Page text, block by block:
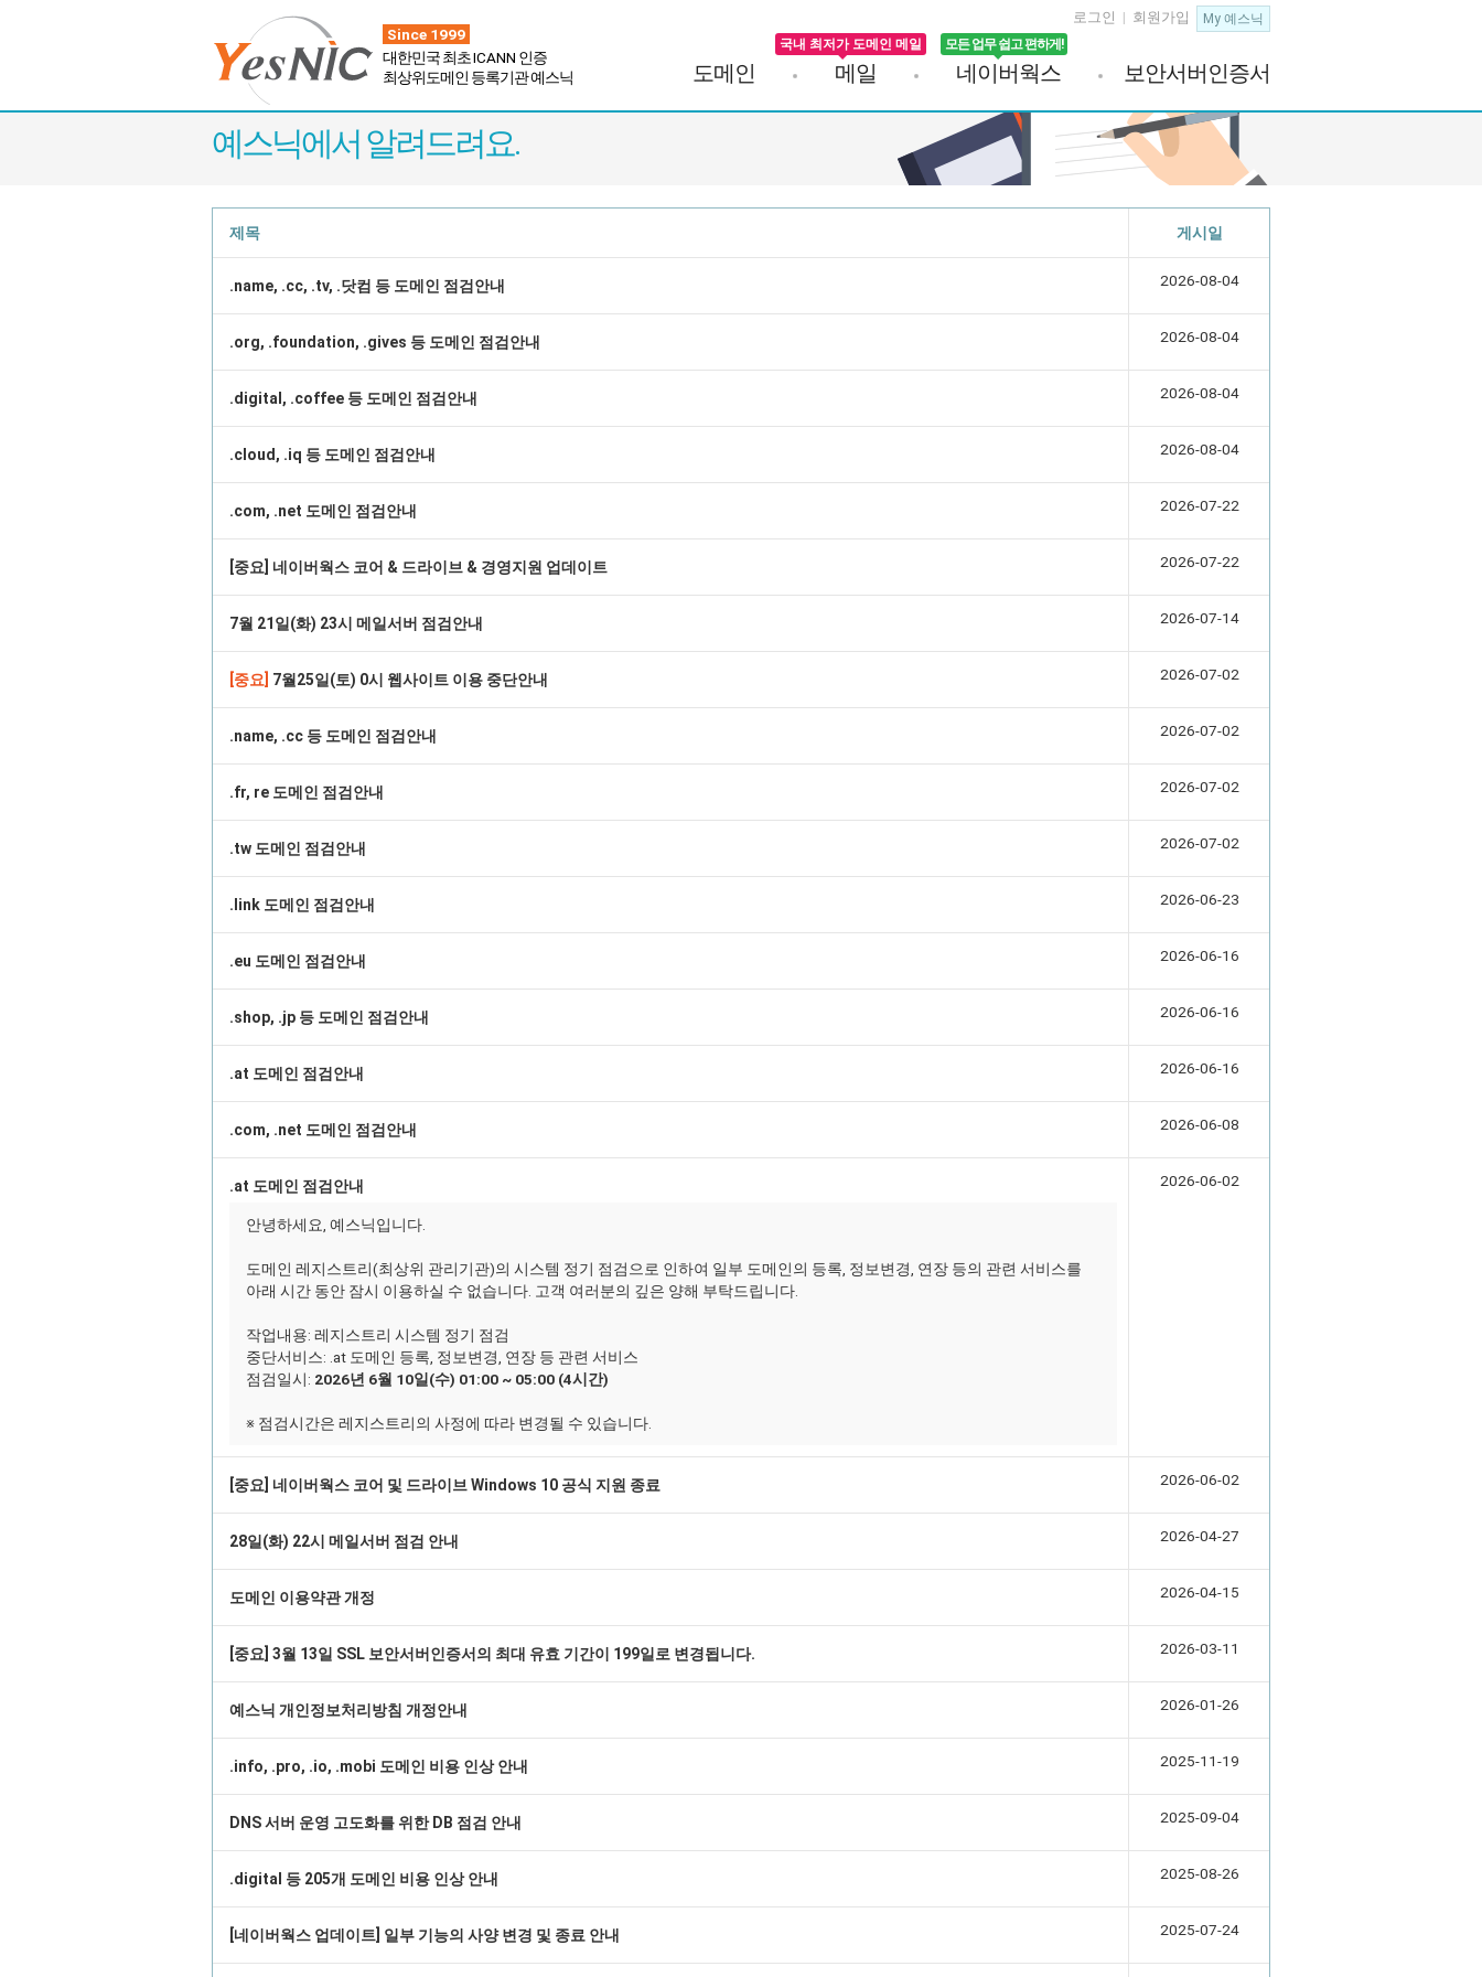
Since 1999
대한민국 최초ICANN 인증
최상위도메인 등록기관 예스닉
로그인 | 회원가입
도메인
국내 최저가 도메인 메일
메일
모든 업무 쉽고 편하게!
네이버웍스 보안서버인증서
예스닉에서 알려드려요.
제목 게시일
.name, .cc, .tv, .닷컴 등 도메인 점검안내 2026-08-04
.org, .foundation, .gives 등 도메인 점검안내 2026-08-04
.digital, .coffee 등 도메인 점검안내 2026-08-04
.cloud, .iq 등 도메인 점검안내 2026-08-04
.com, .net 도메인 점검안내 2026-07-22
[중요] 네이버웍스 코어 & 드라이브 & 경영지원 업데이트 2026-07-22
7월 21일(화) 23시 메일서버 점검안내 2026-07-14
[중요] 7월25일(토) 0시 웹사이트 이용 중단안내 2026-07-02
.name, .cc 등 도메인 점검안내 2026-07-02
.fr, re 도메인 점검안내 2026-07-02
.tw 도메인 점검안내 2026-07-02
.link 도메인 점검안내 2026-06-23
.eu 도메인 점검안내 2026-06-16
.shop, .jp 등 도메인 점검안내 2026-06-16
.at 도메인 점검안내 2026-06-16
.com, .net 도메인 점검안내 2026-06-08
.at 도메인 점검안내
안녕하세요, 예스닉입니다.
도메인 레지스트리(최상위 관리기관)의 시스템 정기 점검으로 인하여 일부 도메인의 등록, 정보변경, 연장 등의 관련 서비스를
아래 시간 동안 잠시 이용하실 수 없습니다. 고객 여러분의 깊은 양해 부탁드립니다.
작업내용: 레지스트리 시스템 정기 점검
중단서비스: .at 도메인 등록, 정보변경, 연장 등 관련 서비스
점검일시: 2026년 6월 10일(수) 01:00 ~ 05:00 (4시간)
※ 점검시간은 레지스트리의 사정에 따라 변경될 수 있습니다.
2026-06-02
[중요] 네이버웍스 코어 및 드라이브 Windows 10 공식 지원 종료 2026-06-02
28일(화) 22시 메일서버 점검 안내 2026-04-27
도메인 이용약관 개정 2026-04-15
[중요] 3월 13일 SSL 보안서버인증서의 최대 유효 기간이 199일로 변경됩니다. 2026-03-11
예스닉 개인정보처리방침 개정안내 2026-01-26
.info, .pro, .io, .mobi 도메인 비용 인상 안내 2025-11-19
DNS 서버 운영 고도화를 위한 DB 점검 안내 2025-09-04
.digital 등 205개 도메인 비용 인상 안내 2025-08-26
[네이버웍스 업데이트] 일부 기능의 사양 변경 및 종료 안내 2025-07-24